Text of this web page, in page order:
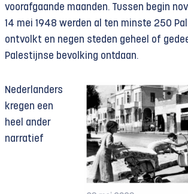
voorafgaande maanden. Tussen begin
14 mei 1948 werden al ten minste 250
ontvolkt en negen steden geheel of
Palestijnse bevolking ontdaan.
Nederlanders
kregen een
heel ander
narratief